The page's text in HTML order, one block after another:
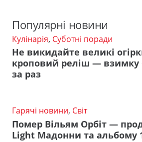
Популярні новини
Кулінарія, Суботні поради
Не викидайте великі
кроповий реліш — взимку
за раз
Гарячі новини, Світ
Помер Вільям Орбіт —
Light Мадонни та альбому